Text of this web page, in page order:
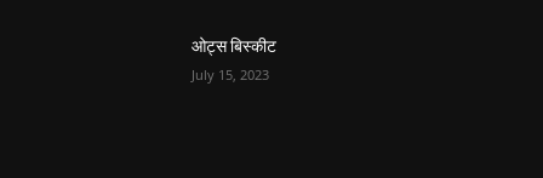
ओट्स बिस्कीट
July 15, 2023